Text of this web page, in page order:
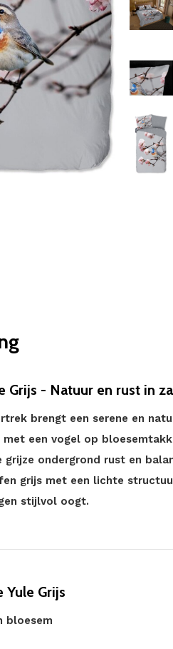
Grijs - Natuur en rust in
brengt een serene en
met een vogel op
ondergrond rust en
grijs met een lichte
stijlvol oogt.
Grijs
bloesem